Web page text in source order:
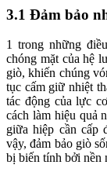
3.1 Đảm bảo
1 trong những
chóng mặt của hệ
giò, khiến chúng
tục cấm giữ nhiệt
tác động của lực
cách làm hiệu quả
giữa hiệp cần cấp
vậy, đảm bảo giò
bị biến tính bởi nền